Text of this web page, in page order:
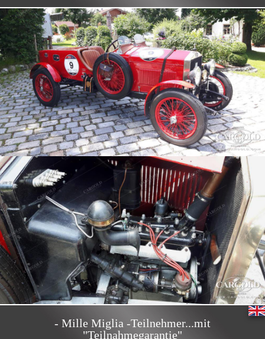
- Mille Miglia -Teilnehmer...mit
"Teilnahmegarantie"